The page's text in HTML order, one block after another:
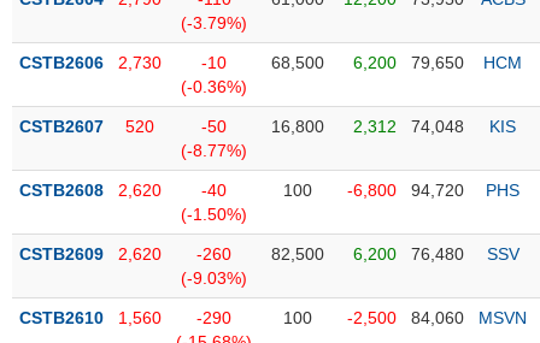
Niêm
mới
yết
sung
niêm
yết
Theo
dõi
(-3.79%)
CSTB2606 2,730
-10
(-0.36%)
68,500 6,200 79,650 HCM
CSTB2607 520
-50
(-8.77%)
16,800 2,312 74,048 KIS
CSTB2608 2,620
-40
(-1.50%)
100 -6,800 94,720 PHS
CSTB2609 2,620
-260
(-9.03%)
82,500 6,200 76,480 SSV
CSTB2610 1,560
-290
100 -2,500 84,060 MSVN
PHÁI
TRÁI
CÔNG